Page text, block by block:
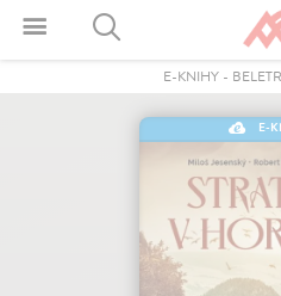
E-KNIHY-
E-